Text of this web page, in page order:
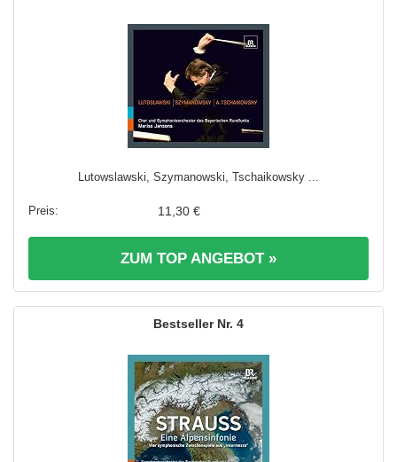
Lutowslawski, Szymanowski, Tschaikowsky ...
11,30 €
ZUM TOP ANGEBOT »
4